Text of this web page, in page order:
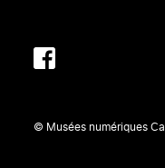
© Musées numériques